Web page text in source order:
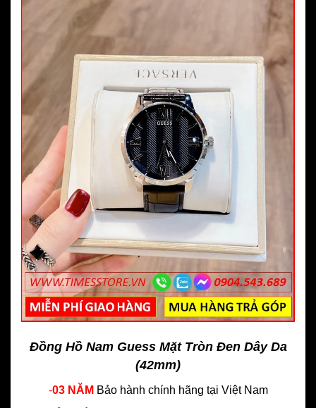
Đồng Hồ Nam Guess Mặt Tròn Đen Dây Da
(42mm)
-03 NĂM Bảo hành chính hãng tại Việt Nam